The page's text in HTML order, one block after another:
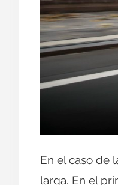
En el caso de
larga. En el